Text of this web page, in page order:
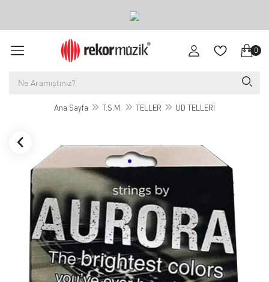
0
Ana Sayfa T.S.M. TELLER UD TELLERİ